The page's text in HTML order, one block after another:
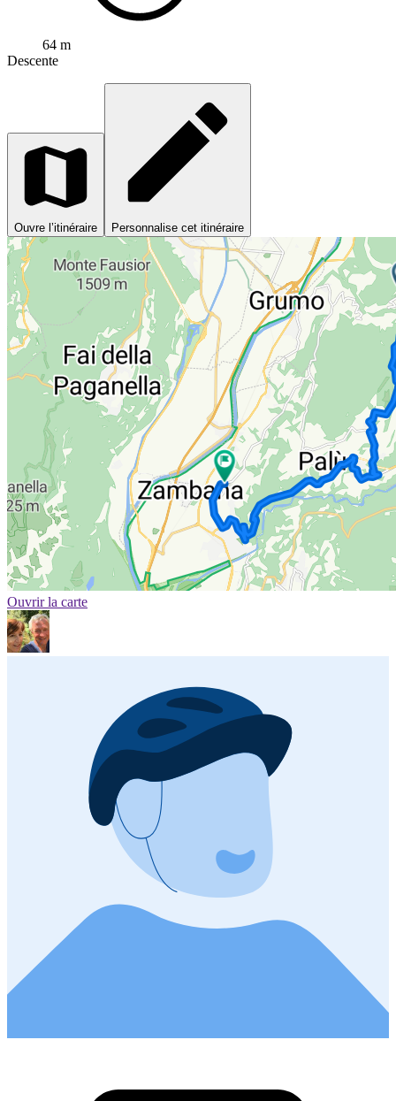
64 m
Descente
Ouvre l’itinéraire Personnalise cet itinéraire
Ouvrir la carte